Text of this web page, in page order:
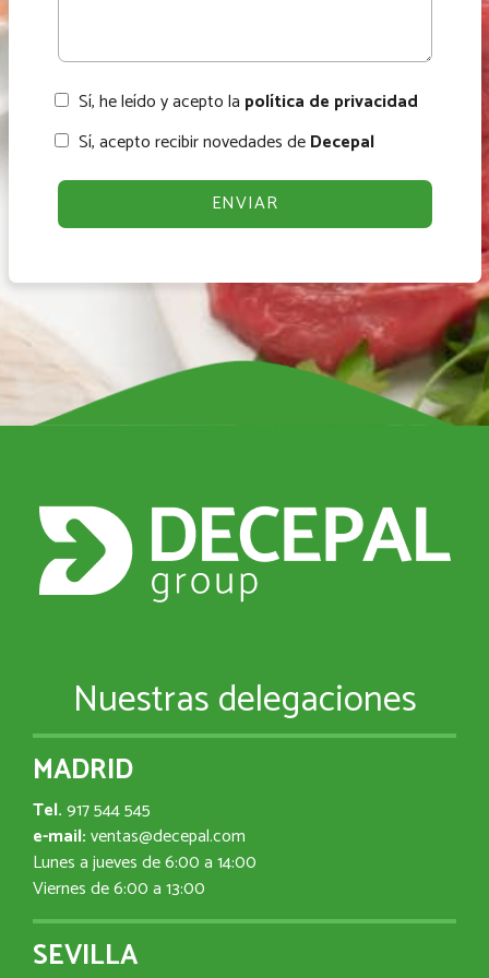
Sí, he leído y acepto la política de privacidad
Sí, acepto recibir novedades deDecepal
Nuestras delegaciones
MADRID
Tel.917 544 545
e-mail:ventas@decepal.com
Lunes a jueves de 6:00 a 14:00
Viernes de 6:00 a 13:00
SEVILLA